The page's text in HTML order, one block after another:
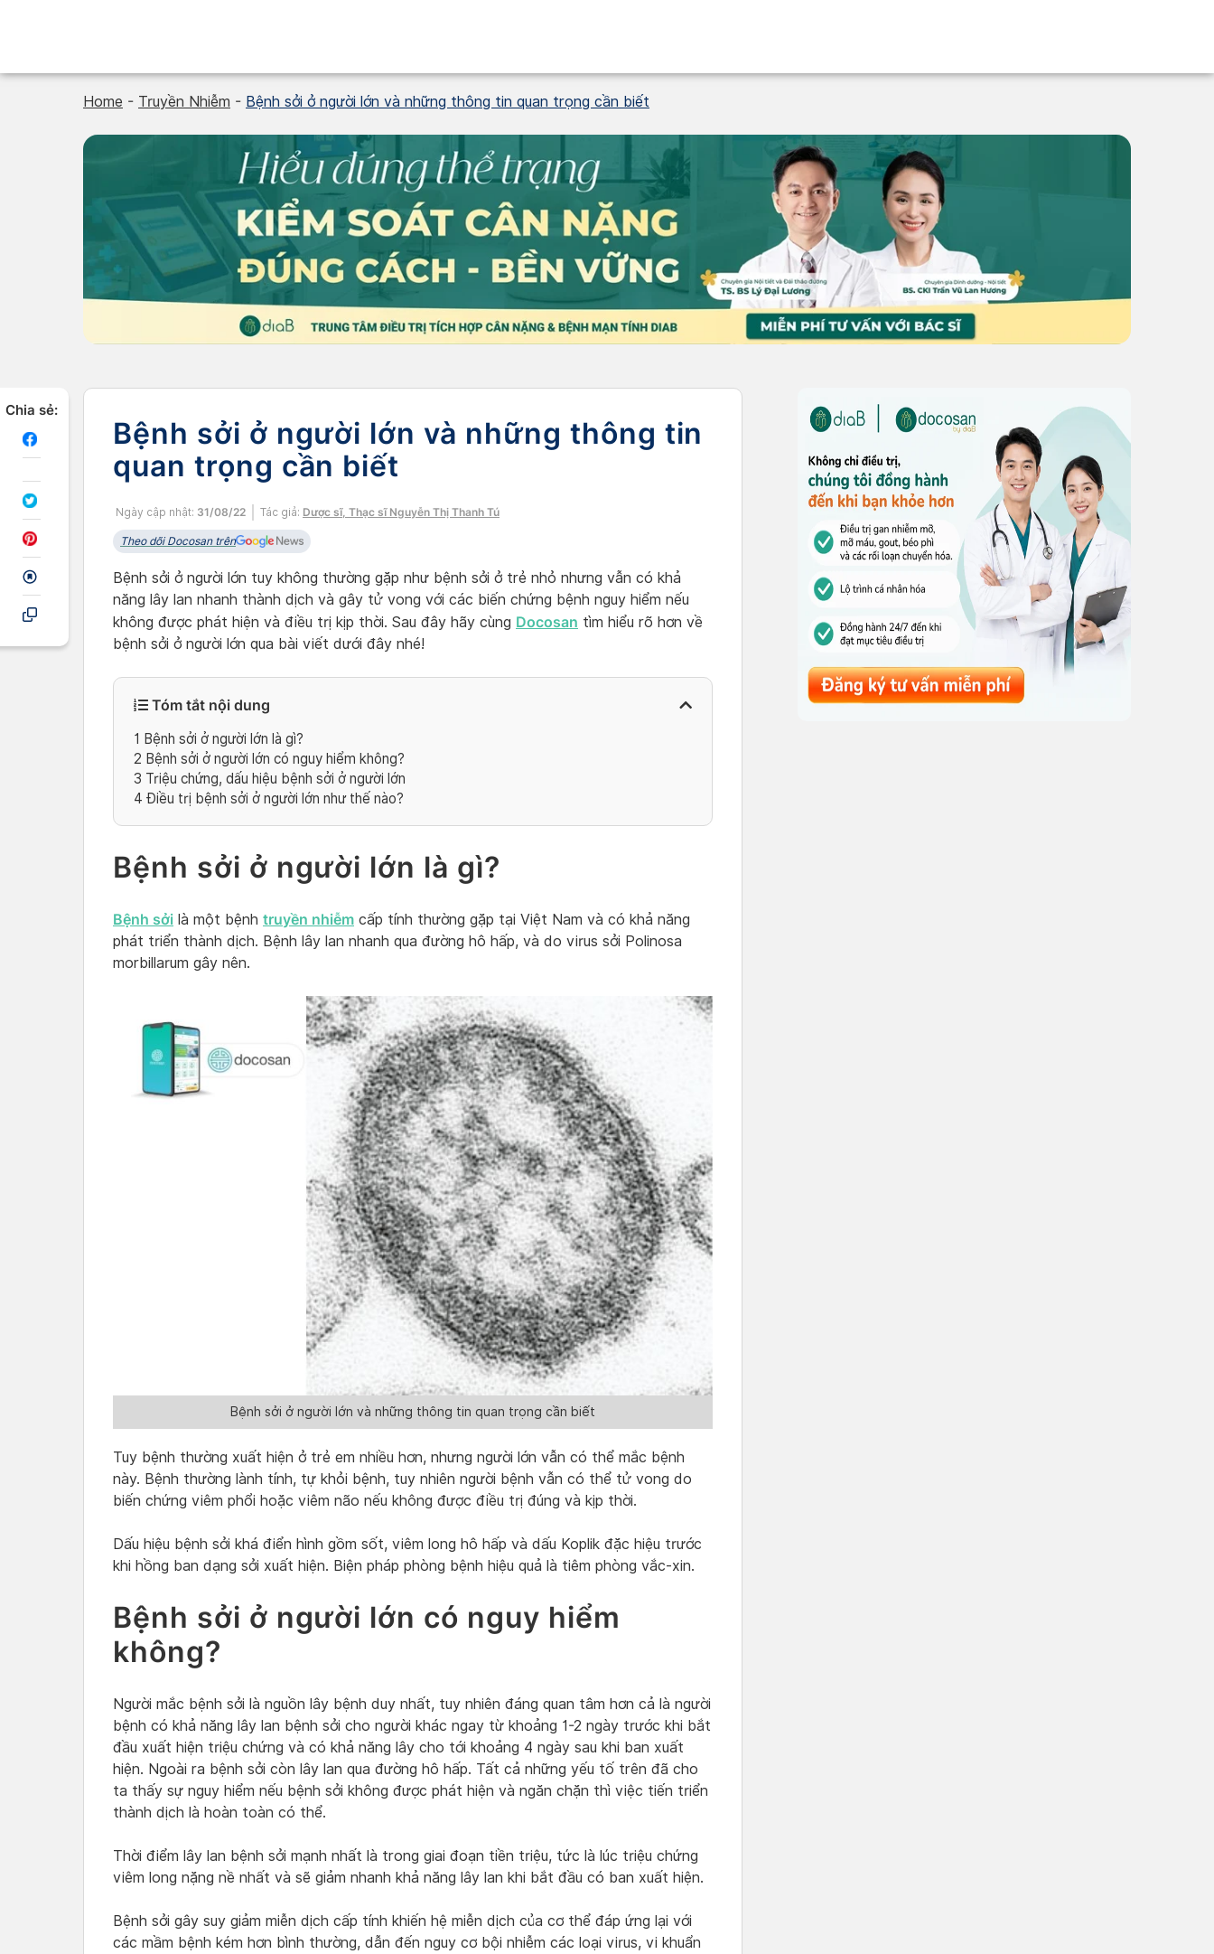
Home - Truyền Nhiễm - Bệnh sởi ở người lớn và những thông tin quan trọng cần biết
Chia sẻ:
Bệnh sởi ở người lớn và những thông tin
quan trọng cần biết
Ngày cập nhật: 31/08/22 Tác giả: Dược sĩ, Thạc sĩ Nguyễn Thị Thanh Tú
Theo dõi Docosan trên
Bệnh sởi ở người lớn tuy không thường gặp như bệnh sởi ở trẻ nhỏ nhưng vẫn có khả
năng lây lan nhanh thành dịch và gây tử vong với các biến chứng bệnh nguy hiểm nếu
không được phát hiện và điều trị kịp thời. Sau đây hãy cùng Docosan tìm hiểu rõ hơn về
bệnh sởi ở người lớn qua bài viết dưới đây nhé!
Tóm tắt nội dung
1 Bệnh sởi ở người lớn là gì?
2 Bệnh sởi ở người lớn có nguy hiểm không?
3 Triệu chứng, dấu hiệu bệnh sởi ở người lớn
4 Điều trị bệnh sởi ở người lớn như thế nào?
Bệnh sởi ở người lớn là gì?
Bệnh sởi là một bệnh truyền nhiễm cấp tính thường gặp tại Việt Nam và có khả năng
phát triển thành dịch. Bệnh lây lan nhanh qua đường hô hấp, và do virus sởi Polinosa
morbillarum gây nên.
Bệnh sởi ở người lớn và những thông tin quan trọng cần biết
Tuy bệnh thường xuất hiện ở trẻ em nhiều hơn, nhưng người lớn vẫn có thể mắc bệnh
này. Bệnh thường lành tính, tự khỏi bệnh, tuy nhiên người bệnh vẫn có thể tử vong do
biến chứng viêm phổi hoặc viêm não nếu không được điều trị đúng và kịp thời.
Dấu hiệu bệnh sởi khá điển hình gồm sốt, viêm long hô hấp và dấu Koplik đặc hiệu trước
khi hồng ban dạng sởi xuất hiện. Biện pháp phòng bệnh hiệu quả là tiêm phòng vắc-xin.
Bệnh sởi ở người lớn có nguy hiểm
không?
Người mắc bệnh sởi là nguồn lây bệnh duy nhất, tuy nhiên đáng quan tâm hơn cả là người
bệnh có khả năng lây lan bệnh sởi cho người khác ngay từ khoảng 1-2 ngày trước khi bắt
đầu xuất hiện triệu chứng và có khả năng lây cho tới khoảng 4 ngày sau khi ban xuất
hiện. Ngoài ra bệnh sởi còn lây lan qua đường hô hấp. Tất cả những yếu tố trên đã cho
ta thấy sự nguy hiểm nếu bệnh sởi không được phát hiện và ngăn chặn thì việc tiến triển
thành dịch là hoàn toàn có thể.
Thời điểm lây lan bệnh sởi mạnh nhất là trong giai đoạn tiền triệu, tức là lúc triệu chứng
viêm long nặng nề nhất và sẽ giảm nhanh khả năng lây lan khi bắt đầu có ban xuất hiện.
Bệnh sởi gây suy giảm miễn dịch cấp tính khiến hệ miễn dịch của cơ thể đáp ứng lại với
các mầm bệnh kém hơn bình thường, dẫn đến nguy cơ bội nhiễm các loại virus, vi khuẩn